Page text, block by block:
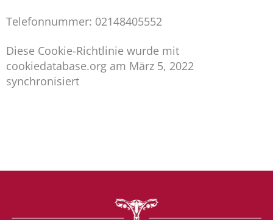
Telefonnummer: 02148405552
Diese Cookie-Richtlinie wurde mit
cookiedatabase.org am März 5, 2022
synchronisiert